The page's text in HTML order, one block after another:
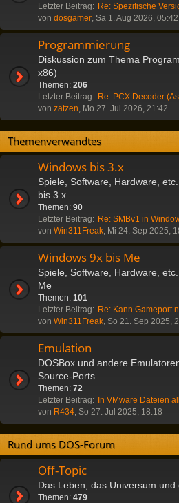
Letzter Beitrag: Re: Spezifische
von dosgamer, Sa 1. Aug 2026, 05:42
Programmierung
Diskussion zum Thema
x86)
Themen: 206
Letzter Beitrag: Re: PCX Decoder
von zatzen, Mo 27. Jul 2026, 21:42
Themenverwandtes
Windows bis 3.x
Spiele, Software, Hardware,
bis 3.x
Themen: 90
Letzter Beitrag: Re: SMBv1 in
von Win311Freak, Mi 24. Sep 2025,
Windows 9x bis Me
Spiele, Software, Hardware,
Me
Themen: 101
Letzter Beitrag: Re: Kann Gameport
von Win311Freak, So 21. Sep 2025,
Emulation
DOSBox und andere
Source-Ports
Themen: 72
Letzter Beitrag: In VMware Dateien
von R434, So 27. Jul 2025, 18:18
Rund ums DOS-Forum
Off-Topic
Das Leben, das Universum und
Themen: 479